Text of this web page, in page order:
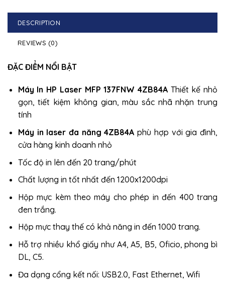
DESCRIPTION
REVIEWS (0)
ĐẶC ĐIỂM NỔI BẬT
Máy In HP Laser MFP 137FNW 4ZB84AThiết kế nhỏ
gọn, tiết kiệm không gian, màu sắc nhã nhặn trung
tính
Máy in laser đa năng 4ZB84A phù hợp với gia đình,
cửa hàng kinh doanh nhỏ
Tốc độ in lên đến 20 trang/phút
Chất lượng in tốt nhất đến 1200x1200dpi
Hộp mực kèm theo máy cho phép in đến 400 trang
đen trắng.
Hộp mực thay thế có khả năng in đến 1000 trang.
Hỗ trợ nhiều khổ giấy như A4, A5, B5, Oficio, phong bì
DL, C5.
Đa dạng cổng kết nối: USB2.0, Fast Ethernet, Wifi